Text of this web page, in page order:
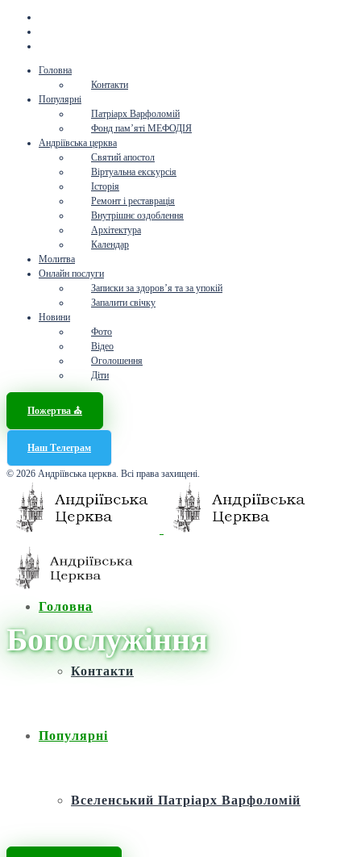
Головна
Контакти
Популярні
Патріарх Варфоломій
Фонд пам’яті МЕФОДІЯ
Андріївська церква
Святий апостол
Віртуальна екскурсія
Історія
Ремонт і реставрація
Внутрішнє оздоблення
Архітектура
Календар
Молитва
Онлайн послуги
Записки за здоров’я та за упокій
Запалити свічку
Новини
Фото
Відео
Оголошення
Діти
Пожертва ⛪️
Наш Телеграм
© 2026 Андріївська церква. Всі права захищені.
Головна
Контакти
Популярні
Вселенський Патріарх Варфоломій
Богослужіння